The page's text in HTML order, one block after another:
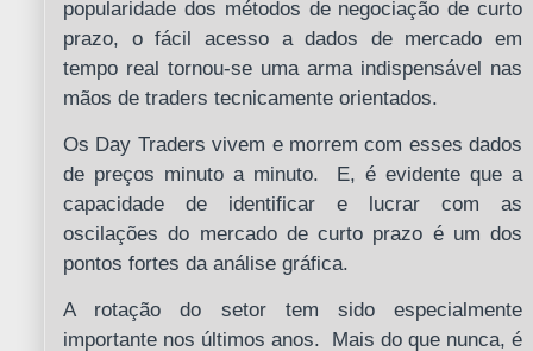
popularidade dos métodos de negociação de curto
prazo, o fácil acesso a dados de mercado em
tempo real tornou-se uma arma indispensável nas
mãos de traders tecnicamente orientados.
Os Day Traders vivem e morrem com esses dados
de preços minuto a minuto. E, é evidente que a
capacidade de identificar e lucrar com as
oscilações do mercado de curto prazo é um dos
pontos fortes da análise gráfica.
A rotação do setor tem sido especialmente
importante nos últimos anos. Mais do que nunca, é